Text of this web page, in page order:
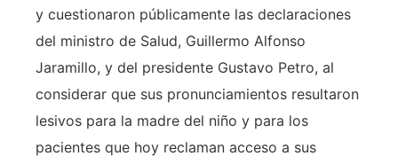
y cuestionaron públicamente las declaraciones
del ministro de Salud, Guillermo Alfonso
Jaramillo, y del presidente Gustavo Petro, al
considerar que sus pronunciamientos resultaron
lesivos para la madre del niño y para los
pacientes que hoy reclaman acceso a sus